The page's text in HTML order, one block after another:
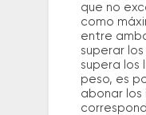
que no
como
entre
superar los
supera los
peso, es
abonar los